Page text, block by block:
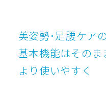
美姿勢･足腰ケアの
基本機能はそのま
より使いやすく